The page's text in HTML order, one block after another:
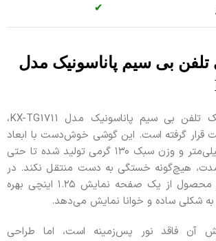
✔
بی سیم پاناسونیک مدل
در طراحی ارگونومیک تلفن بی سیم پاناسونیک مدل KX-TG1711،
قرار گرفته است. این گوشی خوش‌دست با ابعاد
۱۵۹ در ۴۷ در ۳۰ میلی‌متر و وزن سبک ۱۳۰ گرمی تولید شده تا حتی
هیچ‌گونه خستگی به دست منتقل نکند. در
بخش نمایشگر، این محصول از یک صفحه نمایش ۱.۲۵ اینچی بهره
به شکلی ساده و خوانا نمایش می‌دهد.
آن فاقد نور پس‌زمینه است، اما طراحی